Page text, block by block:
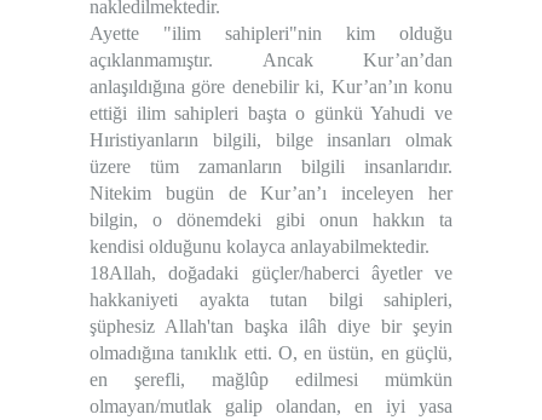
nakledilmektedir.
Ayette "ilim sahipleri"nin kim olduğu
açıklanmamıştır. Ancak Kur’an’dan
anlaşıldığına göre denebilir ki, Kur’an’ın konu
ettiği ilim sahipleri başta o günkü Yahudi ve
Hıristiyanların bilgili, bilge insanları olmak
üzere tüm zamanların bilgili insanlarıdır.
Nitekim bugün de Kur’an’ı inceleyen her
bilgin, o dönemdeki gibi onun hakkın ta
kendisi olduğunu kolayca anlayabilmektedir.
18Allah, doğadaki güçler/haberci âyetler ve
hakkaniyeti ayakta tutan bilgi sahipleri,
şüphesiz Allah'tan başka ilâh diye bir şeyin
olmadığına tanıklık etti. O, en üstün, en güçlü,
en şerefli, mağlûp edilmesi mümkün
olmayan/mutlak galip olandan, en iyi yasa